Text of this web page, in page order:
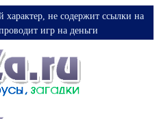
не содержит ссылки на
игр на деньги